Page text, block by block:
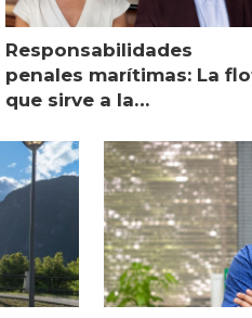
Responsabilidades
penales marítimas: La
que sirve a la
visión